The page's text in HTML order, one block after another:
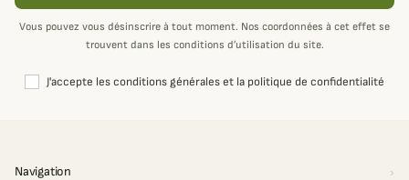
Vous pouvez vous désinscrire à tout moment. Nos coordonnées à cet effet se
trouvent dans les conditions d’utilisation du site.
J'accepte les conditions générales et la politique de confidentialité
Navigation